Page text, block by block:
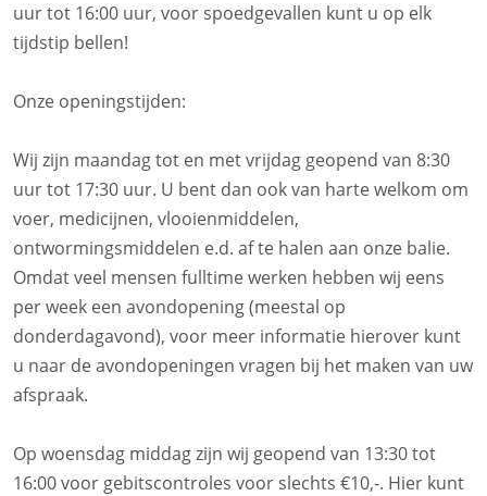
uur tot 16:00 uur, voor spoedgevallen kunt u op elk
tijdstip bellen!
Onze openingstijden:
Wij zijn maandag tot en met vrijdag geopend van 8:30
uur tot 17:30 uur. U bent dan ook van harte welkom om
voer, medicijnen, vlooienmiddelen,
ontwormingsmiddelen e.d. af te halen aan onze balie.
Omdat veel mensen fulltime werken hebben wij eens
per week een avondopening (meestal op
donderdagavond), voor meer informatie hierover kunt
u naar de avondopeningen vragen bij het maken van uw
afspraak.
Op woensdag middag zijn wij geopend van 13:30 tot
16:00 voor gebitscontroles voor slechts €10,-. Hier kunt